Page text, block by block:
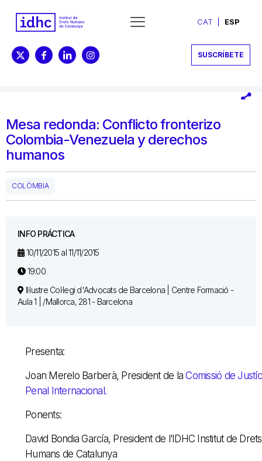
CAT ESP
SUSCRÍBETE
Mesa redonda: Conflicto fronterizo
Colombia-Venezuela y derechos
humanos
COLÒMBIA
INFO PRÁCTICA
10/11/2015 al 11/11/2015
19:00
Il·lustre Col·legi d'Advocats de Barcelona | Centre Formació -
Aula 1 | /Mallorca, 281 - Barcelona
Presenta:
Joan Merelo Barberà, President de laComissió de
Penal Internacional.
Ponents:
David Bondia García, President de l’IDHC Institut de Drets
Humans de Catalunya